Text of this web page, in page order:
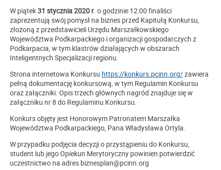
W piątek31 stycznia 2020 r. o godzinie 12:00 finaliści
zaprezentują swój pomysł na biznes przed Kapitułą Konkursu,
złożoną z przedstawicieli Urzędu Marszałkowskiego
Województwa Podkarpackiego i organizacji gospodarczych z
Podkarpacia, w tym klastrów działających w obszarach
Inteligentnych Specjalizacji regionu.
Strona internetowa Konkursu https://konkurs.pcinn.org/zawiera
pełną dokumentację konkursową, w tym Regulamin Konkursu
oraz załączniki. Opis trzech głównych nagród znajduje się w
załączniku nr 8 do Regulaminu Konkursu.
Konkurs objęty jest Honorowym Patronatem Marszałka
Województwa Podkarpackiego, Pana Władysława Ortyla.
W przypadku podjęcia decyzji o przystąpieniu do Konkursu,
student lub jego Opiekun Merytoryczny powinien potwierdzić
uczestnictwo na adres biznesplan@pcinn.org